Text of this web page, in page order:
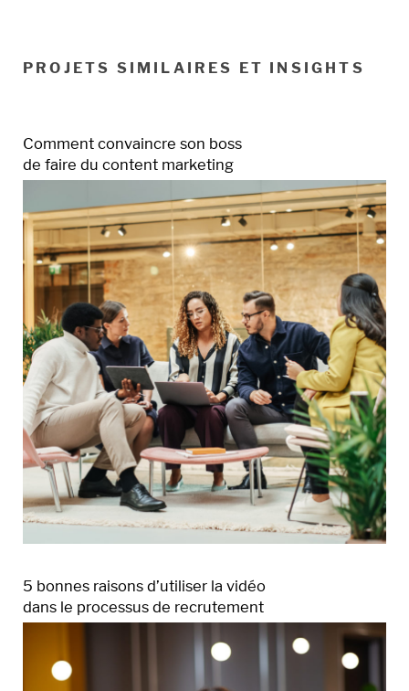
PROJETS SIMILAIRES ET INSIGHTS
Comment convaincre son boss
de faire du content marketing
5 bonnes raisons d’utiliser la vidéo
dans le processus de recrutement